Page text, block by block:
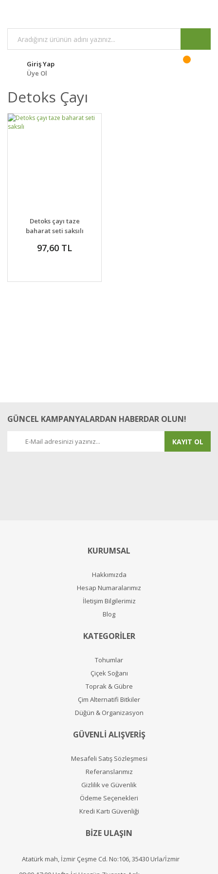
Giriş Yap
Üye Ol
Detoks Çayı
DETAYLAR
VER
Detoks çayı taze
baharat seti saksılı
97,60 TL
GÜNCEL KAMPANYALARDAN HABERDAR OLUN!
KAYIT OL
KURUMSAL
Hakkımızda
Hesap Numaralarımız
İletişim Bilgilerimiz
Blog
KATEGORİLER
Tohumlar
Çiçek Soğanı
Toprak & Gübre
Çim Alternatifi Bitkiler
Düğün & Organizasyon
GÜVENLİ ALIŞVERİŞ
Mesafeli Satış Sözleşmesi
Referanslarımız
Gizlilik ve Güvenlik
Ödeme Seçenekleri
Kredi Kartı Güvenliği
BİZE ULAŞIN
Atatürk mah, İzmir Çeşme Cd. No:106, 35430 Urla/İzmir